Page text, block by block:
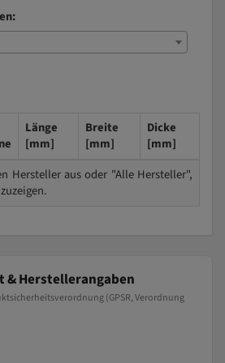
Länge
[mm]
Breite
[mm]
Dicke
[mm]
Hersteller aus oder "Alle Hersteller",
Herstellerangaben
(GPSR, Verordnung